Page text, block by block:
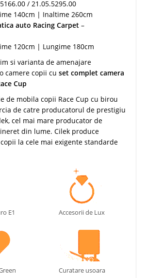
/ 21.05.5295.00
140cm | Inaltime 260cm
auto Racing Carpet –
120cm | Lungime 180cm
si varianta de amenajare
camere copii cu set complet camera
Cup
de mobila copii Race Cup cu birou
de catre producatorul de prestigiu
cel mai mare producator de
din lume. Cilek produce
la cele mai exigente standarde
E1 Accesorii de Lux
Curatare usoara